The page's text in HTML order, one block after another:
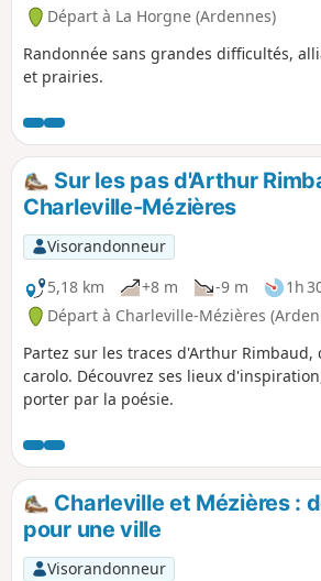
Départ à La Horgne (Ardennes)
Randonnée sans grandes difficultés,
et prairies.
Sur les pas d'Arthur
Charleville-Mézières
Visorandonneur
5,18 km
+8 m -9 m 1h
Départ à Charleville-Mézières
Partez sur les traces d'Arthur Rimbaud,
carolo. Découvrez ses lieux
porter par la poésie.
Charleville et Mézières :
pour une ville
Visorandonneur